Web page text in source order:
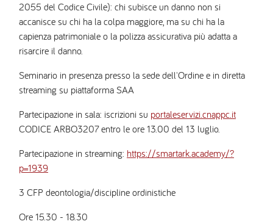
2055 del Codice Civile): chi subisce un danno non si
accanisce su chi ha la colpa maggiore, ma su chi ha la
capienza patrimoniale o la polizza assicurativa più adatta a
risarcire il danno.
Seminario in presenza presso la sede dell'Ordine e in diretta
streaming su piattaforma SAA
Partecipazione in sala: iscrizioni su portaleservizi.cnappc.it
CODICE ARBO3207 entro le ore 13.00 del 13 luglio.
Partecipazione in streaming: https://smartark.academy/?
p=1939
3 CFP deontologia/discipline ordinistiche
Ore 15.30 - 18.30